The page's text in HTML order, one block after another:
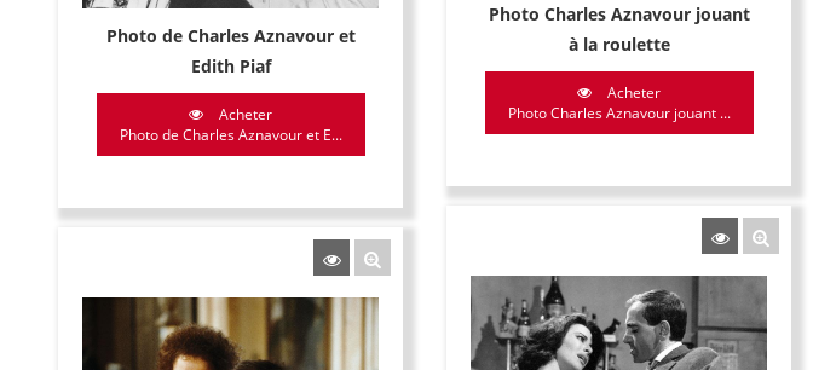
Photo de Charles Aznavour et
Edith Piaf
Acheter
Photo de Charles Aznavour et E...
Photo Charles Aznavour jouant
à la roulette
Acheter
Photo Charles Aznavour jouant ...